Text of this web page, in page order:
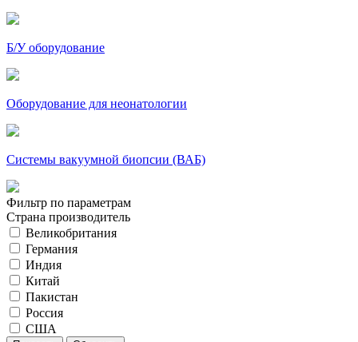
Б/У оборудование
Оборудование для неонатологии
Системы вакуумной биопсии (ВАБ)
Фильтр по параметрам
Страна производитель
Великобритания
Германия
Индия
Китай
Пакистан
Россия
США